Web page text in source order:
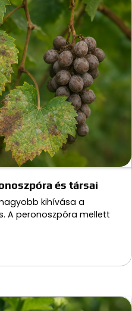
és társai
kihívása a
A peronoszpóra mellett